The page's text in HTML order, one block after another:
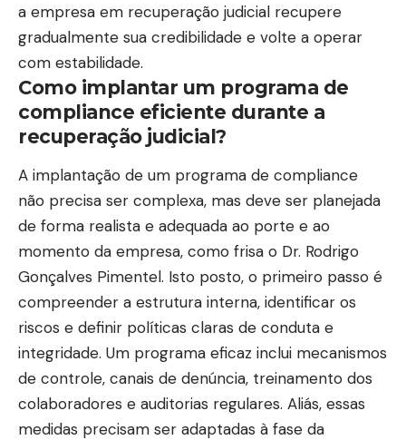
a empresa em recuperação judicial recupere
gradualmente sua credibilidade e volte a operar
com estabilidade.
Como implantar um programa de
compliance eficiente durante a
recuperação judicial?
A implantação de um programa de compliance
não precisa ser complexa, mas deve ser planejada
de forma realista e adequada ao porte e ao
momento da empresa, como frisa o Dr. Rodrigo
Gonçalves Pimentel. Isto posto, o primeiro passo é
compreender a estrutura interna, identificar os
riscos e definir políticas claras de conduta e
integridade. Um programa eficaz inclui mecanismos
de controle, canais de denúncia, treinamento dos
colaboradores e auditorias regulares. Aliás, essas
medidas precisam ser adaptadas à fase da